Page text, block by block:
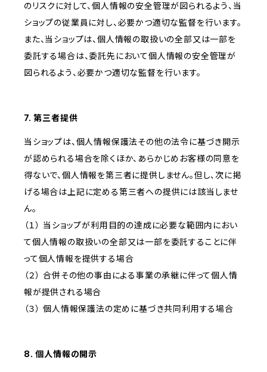
のリスクに対して、個人情報の安全管理が図られるよう、当
ショップの従業員に対し、必要かつ適切な監督を行います。
また、当ショップは、個人情報の取扱いの全部又は一部を
委託する場合は、委託先において個人情報の安全管理が
図られるよう、必要かつ適切な監督を行います。
7. 第三者提供
当ショップは、個人情報保護法その他の法令に基づき開示
が認められる場合を除くほか、あらかじめお客様の同意を
得ないで、個人情報を第三者に提供しません。但し、次に掲
げる場合は上記に定める第三者への提供には該当しませ
ん。
（１） 当ショップが利用目的の達成に必要な範囲内におい
て個人情報の取扱いの全部又は一部を委託することに伴
って個人情報を提供する場合
（２） 合併その他の事由による事業の承継に伴って個人情
報が提供される場合
（３） 個人情報保護法の定めに基づき共同利用する場合
8. 個人情報の開示